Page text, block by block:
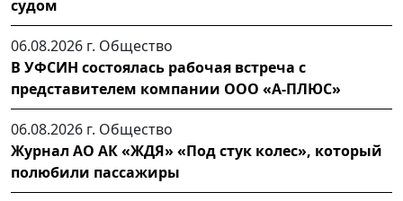
судом
06.08.2026 г. Общество
В УФСИН состоялась рабочая встреча с
представителем компании ООО «А-ПЛЮС»
06.08.2026 г. Общество
Журнал АО АК «ЖДЯ» «Под стук колес», который
полюбили пассажиры